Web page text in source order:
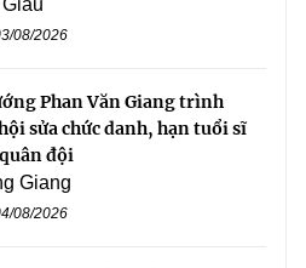
08/2026
Phan Văn Giang trình
sửa chức danh, hạn tuổi sĩ
đội
Giang
08/2026